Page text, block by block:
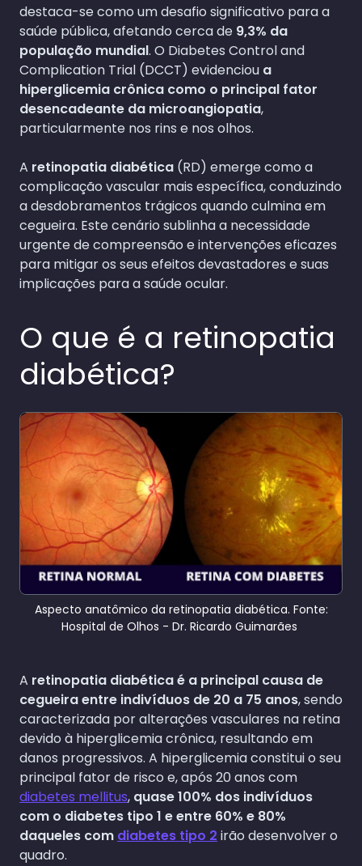
destaca-se como um desafio significativo para a
saúde pública, afetando cerca de 9,3% da
população mundial. O Diabetes Control and
Complication Trial (DCCT) evidenciou a
hiperglicemia crônica como o principal fator
desencadeante da microangiopatia,
particularmente nos rins e nos olhos.
A retinopatia diabética (RD) emerge como a
complicação vascular mais específica, conduzindo
a desdobramentos trágicos quando culmina em
cegueira. Este cenário sublinha a necessidade
urgente de compreensão e intervenções eficazes
para mitigar os seus efeitos devastadores e suas
implicações para a saúde ocular.
O que é a retinopatia
diabética?
Aspecto anatômico da retinopatia diabética. Fonte:
Hospital de Olhos - Dr. Ricardo Guimarães
A retinopatia diabética é a principal causa de
cegueira entre indivíduos de 20 a 75 anos, sendo
caracterizada por alterações vasculares na retina
devido à hiperglicemia crônica, resultando em
danos progressivos. A hiperglicemia constitui o seu
principal fator de risco e, após 20 anos com
diabetes mellitus, quase 100% dos indivíduos
com o diabetes tipo 1 e entre 60% e 80%
daqueles com diabetes tipo 2 irão desenvolver o
quadro.